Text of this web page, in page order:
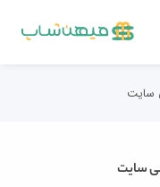
سایت
سایت